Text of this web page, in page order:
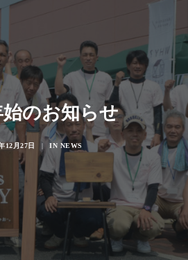
のお知らせ
12月27日 | IN NEWS